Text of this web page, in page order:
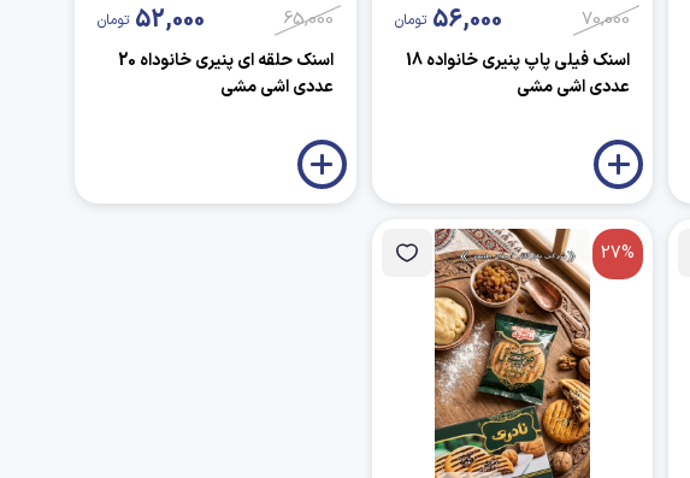
70,000
56,000 تومان
اسنک فیلی پاپ پنیری خانواده 18
عددی اشی مشی
65,000
52,000 تومان
اسنک حلقه ای پنیری خانوداه 20
عددی اشی مشی
27%